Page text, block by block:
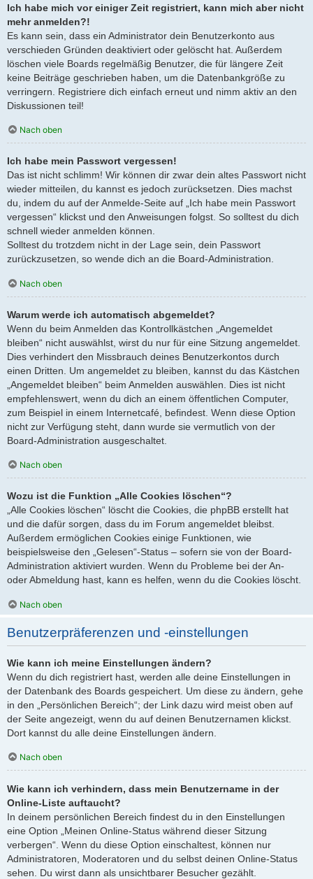
Ich habe mich vor einiger Zeit registriert, kann mich aber nicht
mehr anmelden?!
Es kann sein, dass ein Administrator dein Benutzerkonto aus
verschieden Gründen deaktiviert oder gelöscht hat. Außerdem
löschen viele Boards regelmäßig Benutzer, die für längere Zeit
keine Beiträge geschrieben haben, um die Datenbankgröße zu
verringern. Registriere dich einfach erneut und nimm aktiv an den
Diskussionen teil!
Nach oben
Ich habe mein Passwort vergessen!
Das ist nicht schlimm! Wir können dir zwar dein altes Passwort nicht
wieder mitteilen, du kannst es jedoch zurücksetzen. Dies machst
du, indem du auf der Anmelde-Seite auf „Ich habe mein Passwort
vergessen“ klickst und den Anweisungen folgst. So solltest du dich
schnell wieder anmelden können.
Solltest du trotzdem nicht in der Lage sein, dein Passwort
zurückzusetzen, so wende dich an die Board-Administration.
Nach oben
Warum werde ich automatisch abgemeldet?
Wenn du beim Anmelden das Kontrollkästchen „Angemeldet
bleiben“ nicht auswählst, wirst du nur für eine Sitzung angemeldet.
Dies verhindert den Missbrauch deines Benutzerkontos durch
einen Dritten. Um angemeldet zu bleiben, kannst du das Kästchen
„Angemeldet bleiben“ beim Anmelden auswählen. Dies ist nicht
empfehlenswert, wenn du dich an einem öffentlichen Computer,
zum Beispiel in einem Internetcafé, befindest. Wenn diese Option
nicht zur Verfügung steht, dann wurde sie vermutlich von der
Board-Administration ausgeschaltet.
Nach oben
Wozu ist die Funktion „Alle Cookies löschen“?
„Alle Cookies löschen“ löscht die Cookies, die phpBB erstellt hat
und die dafür sorgen, dass du im Forum angemeldet bleibst.
Außerdem ermöglichen Cookies einige Funktionen, wie
beispielsweise den „Gelesen“-Status – sofern sie von der Board-
Administration aktiviert wurden. Wenn du Probleme bei der An-
oder Abmeldung hast, kann es helfen, wenn du die Cookies löscht.
Nach oben
Benutzerpräferenzen und -einstellungen
Wie kann ich meine Einstellungen ändern?
Wenn du dich registriert hast, werden alle deine Einstellungen in
der Datenbank des Boards gespeichert. Um diese zu ändern, gehe
in den „Persönlichen Bereich“; der Link dazu wird meist oben auf
der Seite angezeigt, wenn du auf deinen Benutzernamen klickst.
Dort kannst du alle deine Einstellungen ändern.
Nach oben
Wie kann ich verhindern, dass mein Benutzername in der
Online-Liste auftaucht?
In deinem persönlichen Bereich findest du in den Einstellungen
eine Option „Meinen Online-Status während dieser Sitzung
verbergen“. Wenn du diese Option einschaltest, können nur
Administratoren, Moderatoren und du selbst deinen Online-Status
sehen. Du wirst dann als unsichtbarer Besucher gezählt.